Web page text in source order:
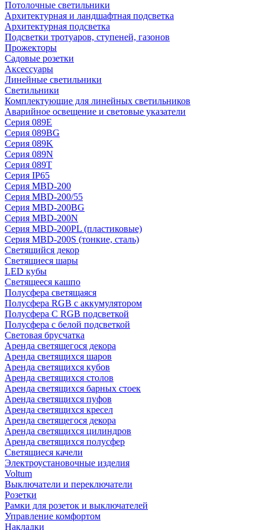
Потолочные светильники
Архитектурная и ландшафтная подсветка
Архитектурная подсветка
Подсветки тротуаров, ступеней, газонов
Прожекторы
Садовые розетки
Аксессуары
Линейные светильники
Светильники
Комплектующие для линейных светильников
Аварийное освещение и световые указатели
Серия 089E
Серия 089BG
Серия 089K
Серия 089N
Серия 089T
Серия IP65
Серия MBD-200
Серия MBD-200/55
Серия MBD-200BG
Серия MBD-200N
Серия MBD-200PL (пластиковые)
Серия MBD-200S (тонкие, сталь)
Светящийся декор
Светящиеся шары
LED кубы
Светящееся кашпо
Полусфера светящаяся
Полусфера RGB с аккумулятором
Полусфера С RGB подсветкой
Полусфера с белой подсветкой
Световая брусчатка
Аренда светящегося декора
Аренда светящихся шаров
Аренда светящихся кубов
Аренда светящихся столов
Аренда светящихся барных стоек
Аренда светящихся пуфов
Аренда светящихся кресел
Аренда светящегося декора
Аренда светящихся цилиндров
Аренда светящихся полусфер
Светящиеся качели
Электроустановочные изделия
Voltum
Выключатели и переключатели
Розетки
Рамки для розеток и выключателей
Управление комфортом
Накладки